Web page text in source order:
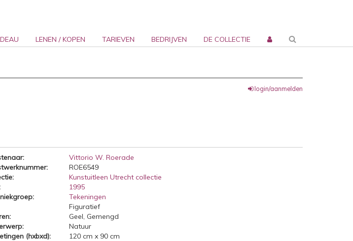
LENEN / KOPEN TARIEVEN BEDRIJVEN DE COLLECTIE
login/aanmelden
Vittorio W. Roerade
ROE6549
Kunstuitleen Utrecht collectie
1995
Tekeningen
Figuratief
Geel, Gemengd
Natuur
(hxbxd):
120 cm x 90 cm